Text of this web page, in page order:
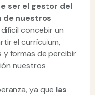
ser el gestor del
de nuestros
difícil concebir un
el currículum,
y formas de percibir
nuestros
ya que las